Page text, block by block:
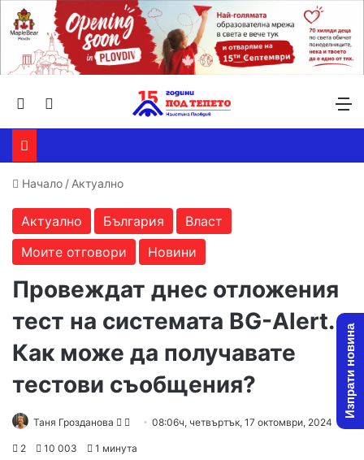
Търсене ...
Начало / Актуално
Актуално България
Власт
Моите отговори
Новини
Провеждат днес отложения
тест на системата BG-Alert.
Как може да получавате
тестови съобщения?
Таня Грозданова
Follow
Send08:06ч, четвъртък, 17 октомври, 2024
2 10 003 1 минута
Изпрати новина